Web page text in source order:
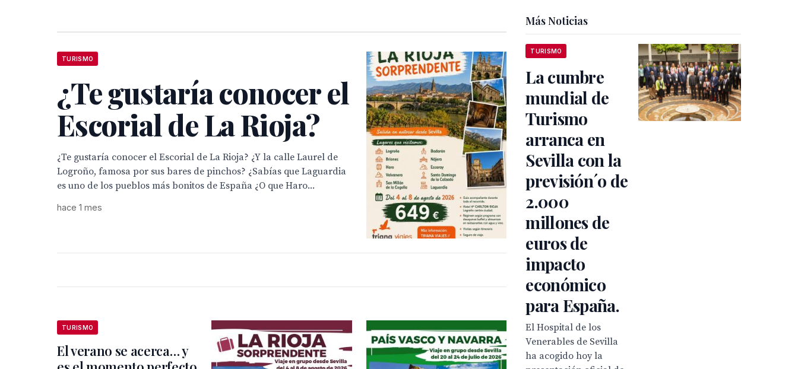
TURISMO
¿Te gustaría conocer el
Escorial de La Rioja?
¿Te gustaría conocer el Escorial de La Rioja? ¿Y la calle Laurel de
Logroño, famosa por sus bares de pinchos? ¿Sabías que Laguardia
es uno de los pueblos más bonitos de España ¿O que Haro...
hace 1 mes
TURISMO
El verano se acerca… y
Más Noticias
TURISMO
La cumbre
mundial de
Turismo
arranca en
Sevilla con la
previsión´o de
2.000
millones de
euros de
impacto
económico
para España.
El Hospital de los
Venerables de Sevilla
ha acogido hoy la